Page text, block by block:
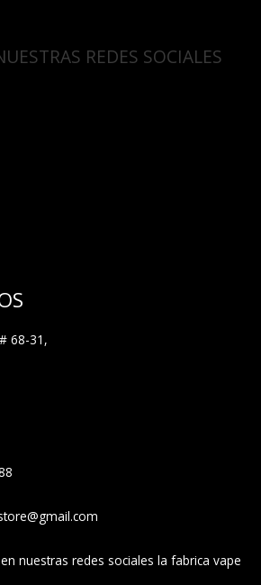
REDES SOCIALES
68-31,
nuestras redes sociales la fabrica vape